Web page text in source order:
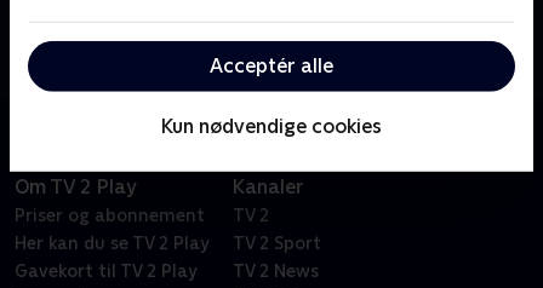
Acceptér alle
Kun nødvendige cookies
danser sammen med fem venner, der bringer
eventyret ind i deres egen baghave.
Om TV 2 Play
Priser og abonnement
Her kan du se TV 2 Play
Gavekort til TV 2 Play
Kanaler
TV 2
TV 2 Sport
TV 2 News